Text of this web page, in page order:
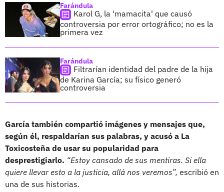
Farándula
Karol G, la 'mamacita' que causó
controversia por error ortográfico; no es la
primera vez
Farándula
Filtrarían identidad del padre de la hija
de Karina García; su físico generó
controversia
García también compartió imágenes y mensajes que,
según él, respaldarían sus palabras, y acusó a La
Toxicosteña de usar su popularidad para
desprestigiarlo. “Estoy cansado de sus mentiras. Si ella
quiere llevar esto a la justicia, allá nos veremos”, escribió en
una de sus historias.